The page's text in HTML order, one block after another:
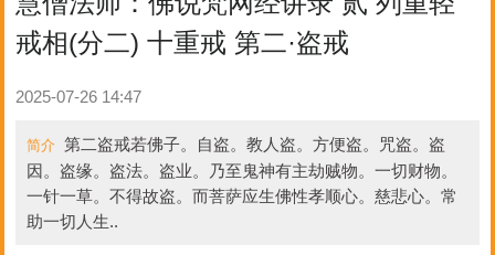
戒相(分二) 十重戒 第二·盗戒
2025-07-26 14:47
简介 第二盗戒若佛子。自盗。教人盗。方便盗。咒盗。盗
因。盗缘。盗法。盗业。乃至鬼神有主劫贼物。一切财物。
一针一草。不得故盗。而菩萨应生佛性孝顺心。慈悲心。常
助一切人生..